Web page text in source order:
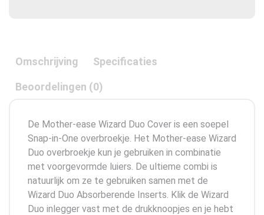
Omschrijving Specificaties
Beoordelingen (0)
De Mother-ease Wizard Duo Cover is een soepel
Snap-in-One overbroekje. Het Mother-ease Wizard
Duo overbroekje kun je gebruiken in combinatie
met voorgevormde luiers. De ultieme combi is
natuurlijk om ze te gebruiken samen met de
Wizard Duo Absorberende Inserts. Klik de Wizard
Duo inlegger vast met de drukknoopjes en je hebt